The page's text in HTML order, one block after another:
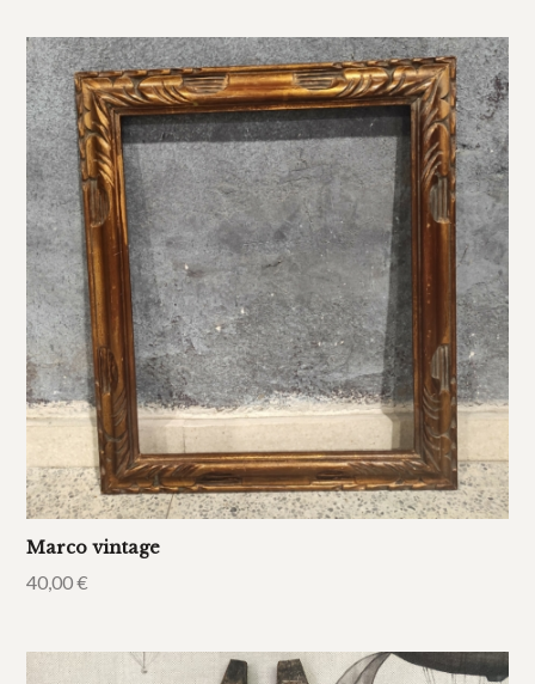
Marco vintage
40,00€